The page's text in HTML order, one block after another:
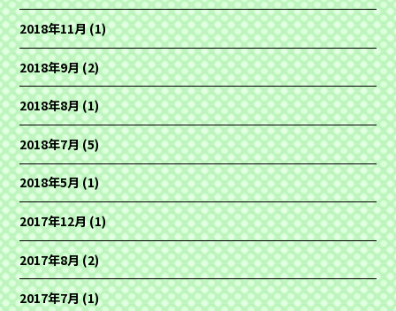
2018年11月(1)
2018年9月(2)
2018年8月(1)
2018年7月(5)
2018年5月(1)
2017年12月(1)
2017年8月(2)
2017年7月(1)